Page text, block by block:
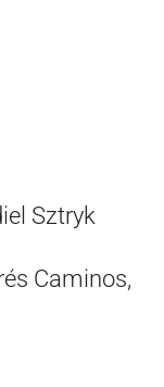
Sztryk
Caminos,